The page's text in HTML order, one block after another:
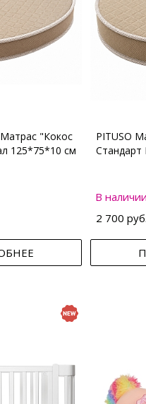
"Кокос
125*75*10 см
PITUSO
Стандарт
В наличии
2 700 руб.